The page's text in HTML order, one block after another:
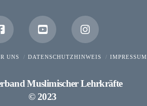
UNS DATENSCHUTZHINWEIS IMPRESSUM
Muslimischer Lehrkräfte
© 2023